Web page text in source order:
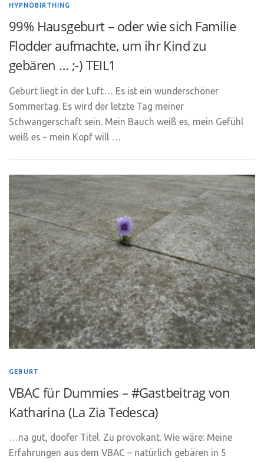
HYPNOBIRTHING
99% Hausgeburt – oder wie sich Familie
Flodder aufmachte, um ihr Kind zu
gebären … ;-) TEIL1
Geburt liegt in der Luft… Es ist ein wunderschöner
Sommertag. Es wird der letzte Tag meiner
Schwangerschaft sein. Mein Bauch weiß es, mein Gefühl
weiß es – mein Kopf will …
GEBURT
VBAC für Dummies – #Gastbeitrag von
Katharina (La Zia Tedesca)
…na gut, doofer Titel. Zu provokant. Wie wäre: Meine
Erfahrungen aus dem VBAC – natürlich gebären in 5